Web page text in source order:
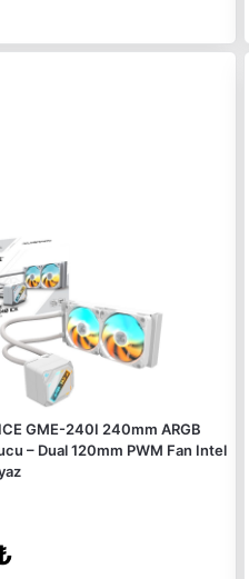
GME-240I 240mm ARGB
– Dual 120mm PWM Fan Intel